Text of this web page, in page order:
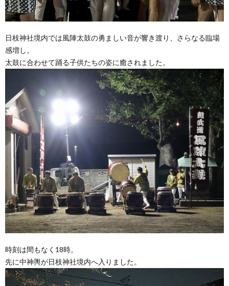
日枝神社境内では風陣太鼓の勇ましい音が響き渡り、さらなる臨場
感増し。
太鼓に合わせて踊る子供たちの姿に癒されました。
時刻は間もなく18時。
先に中神輿が日枝神社境内へ入りました。